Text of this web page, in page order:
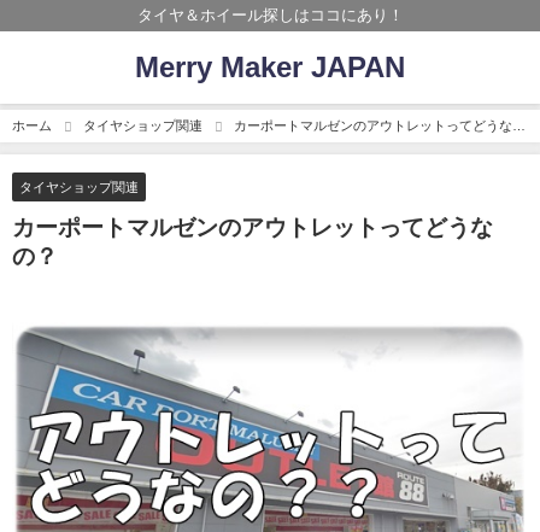
タイヤ＆ホイール探しはココにあり！
Merry Maker JAPAN
ホーム タイヤショップ関連
カーポートマルゼンのアウトレットってどうな
の？
タイヤショップ関連
カーポートマルゼンのアウトレットってどうな
の？